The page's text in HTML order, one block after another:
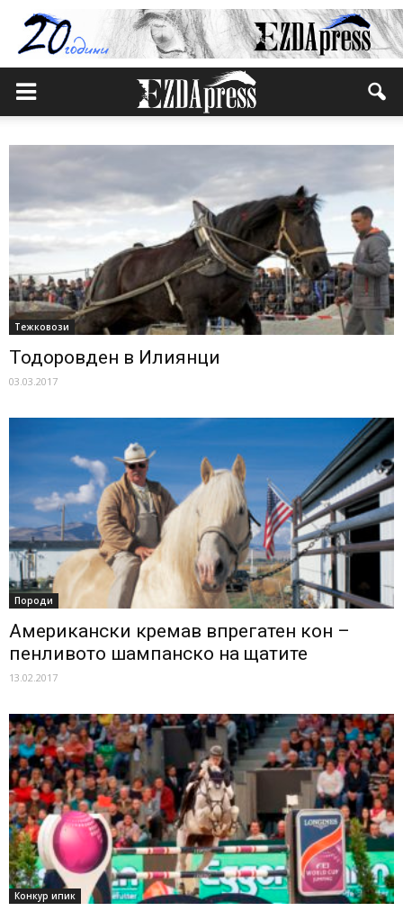
Тежковози
Тодоровден в Илиянци
03.03.2017
Породи
Американски кремав впрегатен кон –
пенливото шампанско на щатите
13.02.2017
Конкур ипик